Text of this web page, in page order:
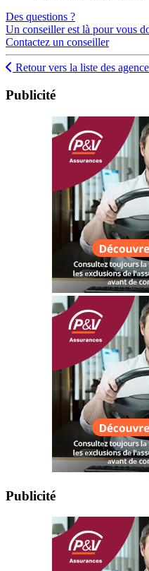
Des questions ?
Un conseiller est là pour vous
Contactez un conseiller
Retour vers la liste des
Publicité
Publicité